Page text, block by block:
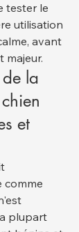
tester le
utilisation
avant
majeur.
la
et
comme
plupart